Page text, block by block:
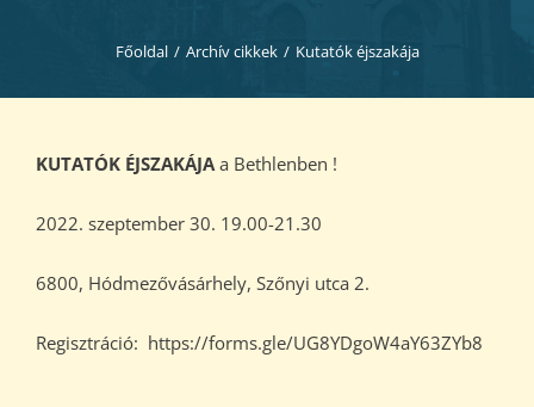
Blog
Dokumentumok
Főoldal / Archív cikkek / Kutatók éjszakája
KUTATÓK ÉJSZAKÁJAa Bethlenben !
2022. szeptember 30. 19.00-21.30
6800, Hódmezővásárhely, Szőnyi utca 2.
Regisztráció: https://forms.gle/UG8YDgoW4aY63ZYb8